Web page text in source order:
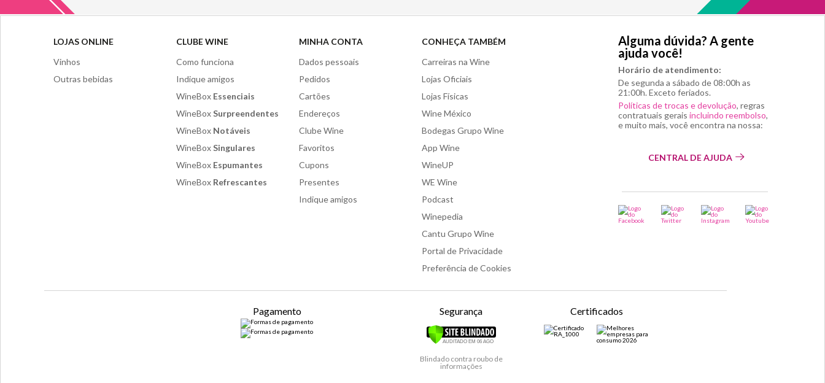
LOJAS ONLINE
Vinhos
Outras bebidas
CLUBE WINE
Como funciona
Indique amigos
WineBox Essenciais
WineBoxSurpreendentes
WineBox Notáveis
WineBoxSingulares
WineBox Espumantes
WineBox Refrescantes
MINHA CONTA
Dados pessoais
Pedidos
Cartões
Endereços
Clube Wine
Favoritos
Cupons
Presentes
Indique amigos
CONHEÇA TAMBÉM
Carreiras na Wine
Lojas Oficiais
Lojas Físicas
Wine México
Bodegas Grupo Wine
App Wine
WineUP
WE Wine
Podcast
Winepedia
Cantu Grupo Wine
Portal de Privacidade
Preferência de Cookies
Alguma dúvida? A gente
ajuda você!
Horário de atendimento:
De segunda a sábado de 08:00h as
21:00h. Exceto feriados.
Políticas de trocas e devolução, regras
contratuais gerais incluindo reembolso,
e muito mais, você encontra na nossa:
CENTRAL DE AJUDA
Pagamento Segurança
Blindado contra roubo de
informações
Certificados